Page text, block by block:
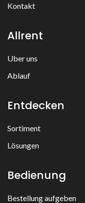
Kontakt
Allrent
Uber uns
Ablauf
Entdecken
Sortiment
Lösungen
Bedienung
Bestellung aufgeben